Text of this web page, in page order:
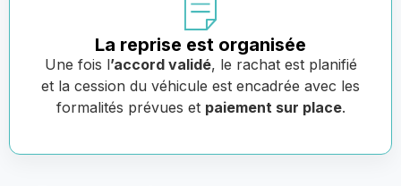
La reprise est organisée
Une fois l’accord validé, le rachat est planifié
et la cession du véhicule est encadrée avec les
formalités prévues et paiement sur place.